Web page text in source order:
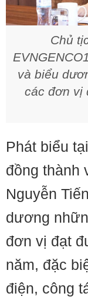
Chủ
và biểu
các đơn vị
Phát biểu
đồng thành
Nguyễn
dương
đơn vị đạt
năm, đặc
điện, công